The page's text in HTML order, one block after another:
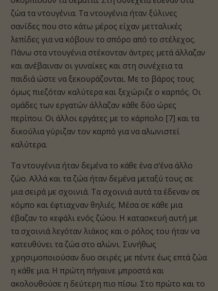
ζώα τα ντουγένια. Τα ντουγένια ήταν ξύλινες
σανίδες που στο κάτω μέρος είχαν μετταλικές
λεπίδες για να κόβουν το σπόρο από το στέλεχος.
Πάνω στα ντουγένια στέκονταν άντρες μετά άλλαζαν
και ανέβαιναν οι γυναίκες και στη συνέχεια τα
παιδιά ώστε να ξεκουράζονται. Με το βάρος τους
όμως πιεζόταν καλύτερα και ξεχώριζε ο καρπός. Οι
ομάδες των εργατών άλλαζαν κάθε δύο ώρες
περίπου. Οι άλλοι εργάτες με το κάρπολο [7] και τα
δικούλια γύριζαν τον καρπό για να αλωνιστεί
καλύτερα.
Τα ντουγένια ήταν δεμένα το κάθε ένα σ’ένα άλλο
ζώο. Αλλά και τα ζώα ήταν δεμένα μεταξύ τους σε
μια σειρά με σχοινιά. Τα σχοινιά αυτά τα έδεναν σε
κόμπο και έφτιαχναν θηλιές. Μέσα σε κάθε μια
έβαζαν το κεφάλι ενός ζώου. Η κατασκευή αυτή με
τα σχοινιά λεγόταν λιάκος και ο ρόλος του ήταν να
κατευθύνει τα ζώα στο αλώνι. Συνήθως
χρησιμοποιούσαν δυο σειρές με πέντε έως επτά ζώα
η κάθε μια. Η πρώτη πήγαινε μπροστά και
ακολουθούσε η δεύτερη πιο πίσω. Στο πρώτο και το